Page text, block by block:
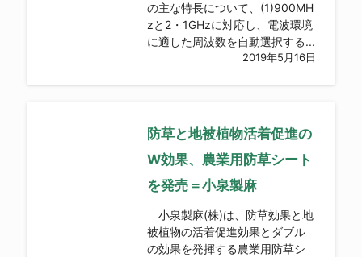
の主な特長について、(1)900MH
zと2・1GHzに対応し、電波環境
に適した周波数を自動選択する...
2019年5月16日
防草と地被植物活着促進の
W効果、農業用防草シート
を発売＝小泉製麻
小泉製麻(株)は、防草効果と地
被植物の活着促進効果とダブル
の効果を発揮する農業用防草シ